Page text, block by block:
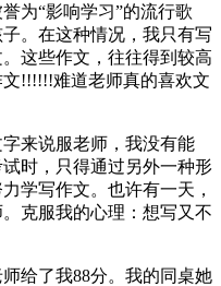
为“影响学习”的流行歌
。在这种情况，我只有写
这些作文，往往得到较高
!!!!!!难道老师真的喜欢文
来说服老师，我没有能
时，只得通过另外一种形
学写作文。也许有一天，
克服我的心理：想写又不
给了我88分。我的同桌她